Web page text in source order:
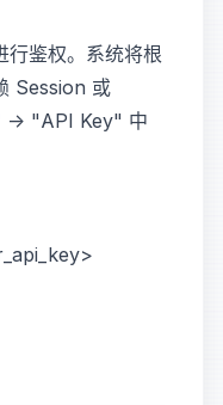
行鉴权。系统将根
Session 或
-> "API Key" 中